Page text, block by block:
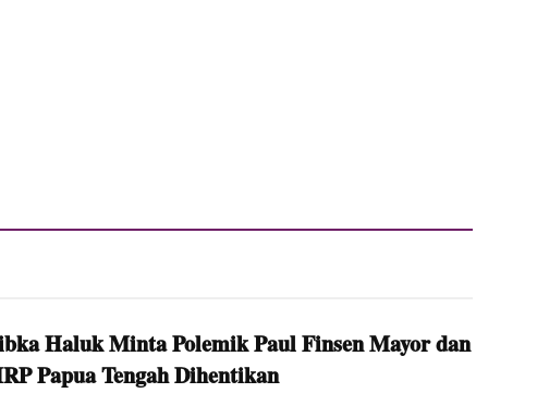
Haluk Minta Polemik Paul Finsen Mayor dan
Papua Tengah Dihentikan